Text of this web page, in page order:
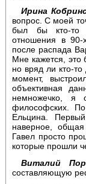
Ирина
вопрос. С моей
был бы кто-то
отношения в 90-
после распада
Мне кажется,
но вряд ли кто-
момент,
объективная
немножечко, я
философских.
Ельцина.
наверное,
Гавел просто
которые прошли
Виталий
составляющую